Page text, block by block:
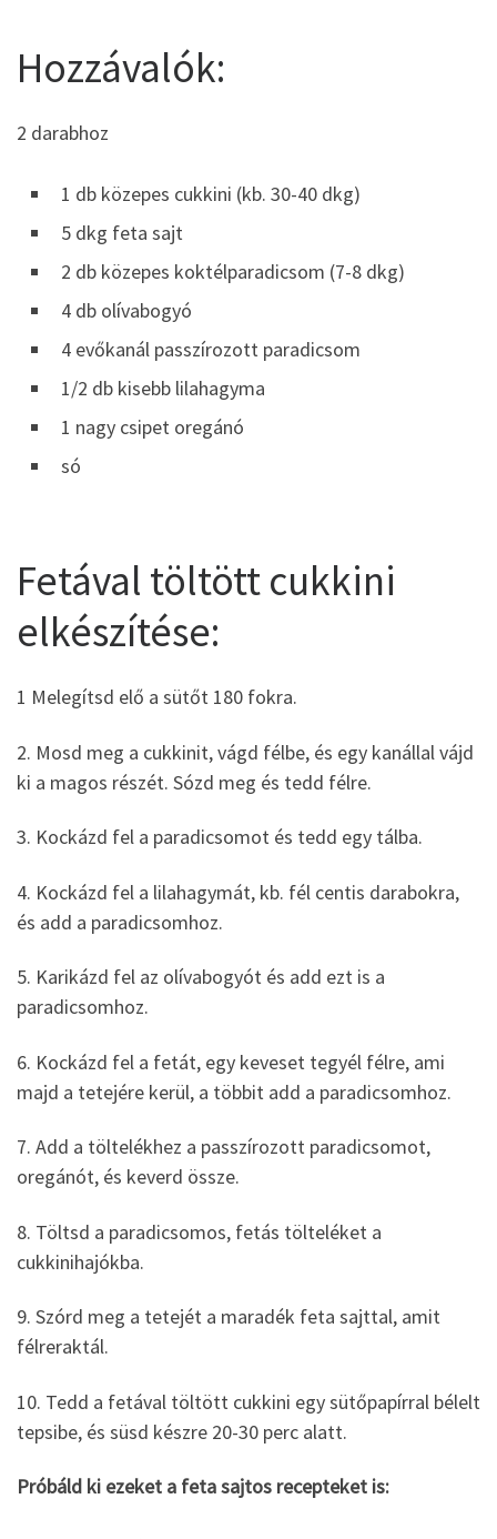
Hozzávalók:
2 darabhoz
1 db közepes cukkini (kb. 30-40 dkg)
5 dkg feta sajt
2 db közepes koktélparadicsom (7-8 dkg)
4 db olívabogyó
4 evőkanál passzírozott paradicsom
1/2 db kisebb lilahagyma
1 nagy csipet oregánó
só
Fetával töltött cukkini
elkészítése:
1 Melegítsd elő a sütőt 180 fokra.
2. Mosd meg a cukkinit, vágd félbe, és egy kanállal vájd
ki a magos részét. Sózd meg és tedd félre.
3. Kockázd fel a paradicsomot és tedd egy tálba.
4. Kockázd fel a lilahagymát, kb. fél centis darabokra,
és add a paradicsomhoz.
5. Karikázd fel az olívabogyót és add ezt is a
paradicsomhoz.
6. Kockázd fel a fetát, egy keveset tegyél félre, ami
majd a tetejére kerül, a többit add a paradicsomhoz.
7. Add a töltelékhez a passzírozott paradicsomot,
oregánót, és keverd össze.
8. Töltsd a paradicsomos, fetás tölteléket a
cukkinihajókba.
9. Szórd meg a tetejét a maradék feta sajttal, amit
félreraktál.
10. Tedd a fetával töltött cukkini egy sütőpapírral bélelt
tepsibe, és süsd készre 20-30 perc alatt.
Próbáld ki ezeket a feta sajtos recepteket is: